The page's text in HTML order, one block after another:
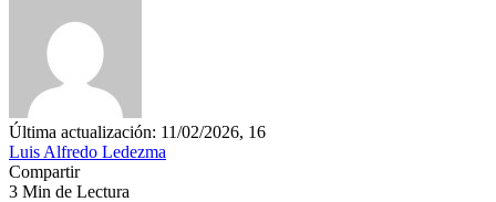
Última actualización: 11/02/2026, 16
Luis Alfredo Ledezma
Compartir
3 Min de Lectura